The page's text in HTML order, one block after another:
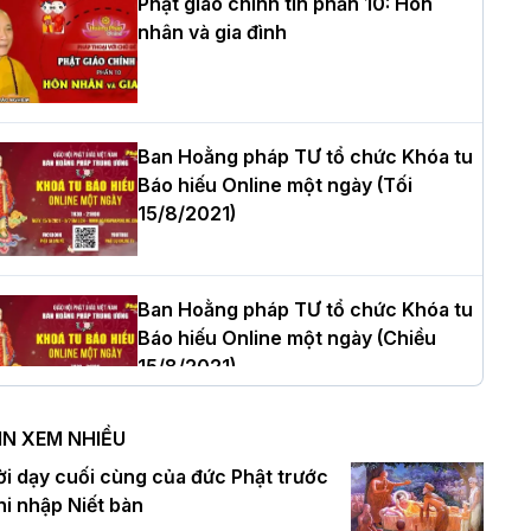
thượng Thích Quảng Tùng tái đắc
Trưởng BTS GHPGVN thành phố Hải
nhiệm kỳ 2026 – 2031
tọa Thích Tâm Chính được suy
tân Trưởng ban Trị sự GHPGVN tỉnh
Nội: Tăng Ni Trường hạ Bồ Đề trang
tác pháp Tiền an cư PL.2570 –
nhân và gia đình
Ban Hoằng pháp TƯ tổ chức Khóa tu
Báo hiếu Online một ngày (Tối
15/8/2021)
Ban Hoằng pháp TƯ tổ chức Khóa tu
Báo hiếu Online một ngày (Chiều
15/8/2021)
Ban Hoằng pháp TƯ tổ chức Khóa tu
Báo hiếu Online một ngày (Sáng
15/8/2021)
XEM NHIỀU
dạy cuối cùng của đức Phật trước
nhập Niết bàn